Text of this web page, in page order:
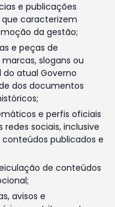
e publicações
caracterizem
da gestão;
e peças de
slogans ou
atual Governo
dos documentos
e perfis oficiais
sociais, inclusive
publicados e
de conteúdos
avisos e